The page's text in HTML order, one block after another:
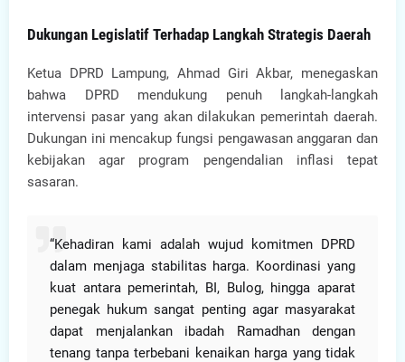
Dukungan Legislatif Terhadap Langkah Strategis Daerah
Ketua DPRD Lampung, Ahmad Giri Akbar, menegaskan
bahwa DPRD mendukung penuh langkah-langkah
intervensi pasar yang akan dilakukan pemerintah daerah.
Dukungan ini mencakup fungsi pengawasan anggaran dan
kebijakan agar program pengendalian inflasi tepat
sasaran.
“Kehadiran kami adalah wujud komitmen DPRD
dalam menjaga stabilitas harga. Koordinasi yang
kuat antara pemerintah, BI, Bulog, hingga aparat
penegak hukum sangat penting agar masyarakat
dapat menjalankan ibadah Ramadhan dengan
tenang tanpa terbebani kenaikan harga yang tidak